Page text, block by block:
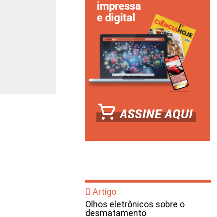
Artigo
Olhos eletrônicos sobre o
desmatamento